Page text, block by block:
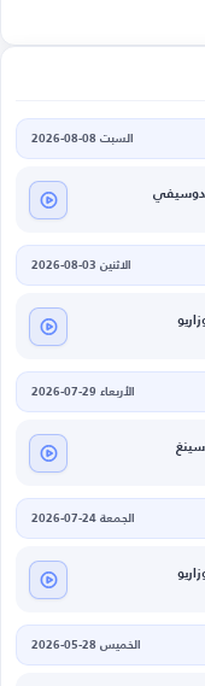
السبت 08-08-2026
الاثنين 03-08-2026
الأربعاء 29-07-2026
الجمعة 24-07-2026
الخميس 28-05-2026